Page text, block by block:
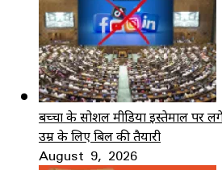
बच्चों के सोशल मीडिया इस्तेमाल पर
उम्र के लिए बिल की तैयारी
August 9, 2026